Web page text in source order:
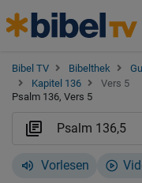
Bibel TV Bibelthek
Kapitel 136
Vers 5
Psalm 136, Vers 5
Vorlesen